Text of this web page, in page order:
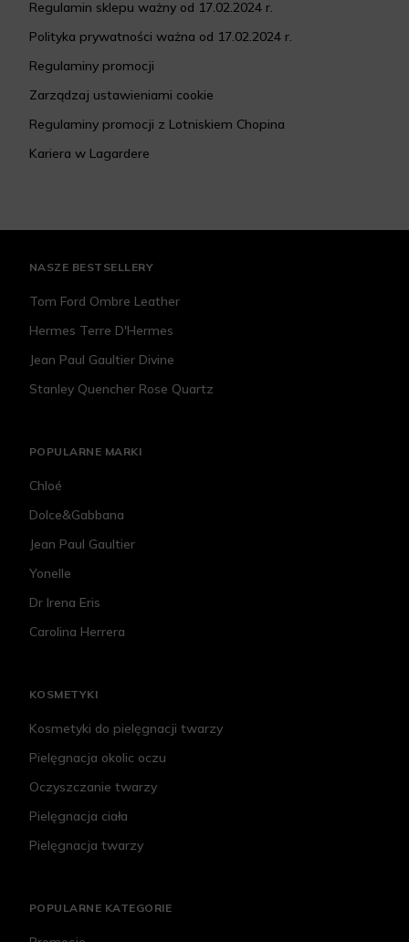
Regulamin sklepu ważny od 17.02.2024 r.
Polityka prywatności ważna od 17.02.2024 r.
Regulaminy promocji
Zarządzaj ustawieniami cookie
Regulaminy promocji z Lotniskiem Chopina
Kariera w Lagardere
NASZE BESTSELLERY
Tom Ford Ombre Leather
Hermes Terre D'Hermes
Jean Paul Gaultier Divine
Stanley Quencher Rose Quartz
POPULARNE MARKI
Chloé
Dolce&Gabbana
Jean Paul Gaultier
Yonelle
Dr Irena Eris
Carolina Herrera
KOSMETYKI
Kosmetyki do pielęgnacji twarzy
Pielęgnacja okolic oczu
Oczyszczanie twarzy
Pielęgnacja ciała
Pielęgnacja twarzy
POPULARNE KATEGORIE